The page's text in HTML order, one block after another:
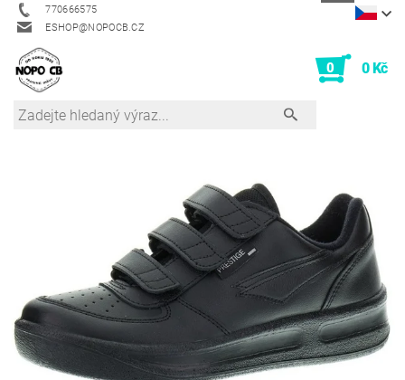
770666575
ESHOP@NOPOCB.CZ
0 0 Kč